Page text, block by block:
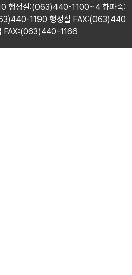
행정실:(063)440-1100~4 향파숙:
1190 행정실 FAX:(063)440
FAX:(063)440-1166